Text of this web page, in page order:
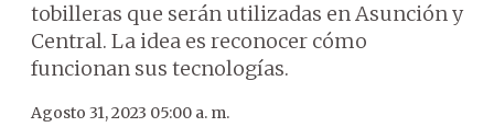
tobilleras que serán utilizadas en Asunción y
Central. La idea es reconocer cómo
funcionan sus tecnologías.
Agosto 31, 2023 05:00 a. m.